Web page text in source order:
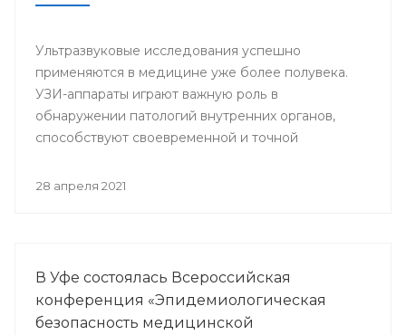
Ультразвуковые исследования успешно
применяются в медицине уже более полувека.
УЗИ-аппараты играют важную роль в
обнаружении патологий внутренних органов,
способствуют своевременной и точной
успешного и эффективного лечения.
28 апреля 2021
В Уфе состоялась Всероссийская
конференция «Эпидемиологическая
безопасность медицинской